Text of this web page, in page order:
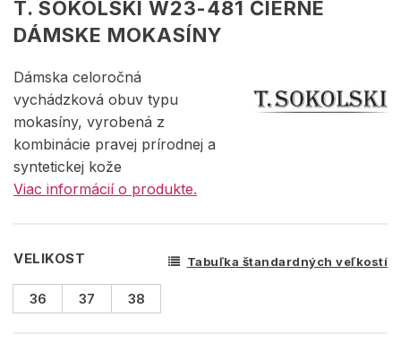
T. SOKOLSKI W23-481 ČIERNE
DÁMSKE MOKASÍNY
Dámska celoročná
vychádzková obuv typu
mokasíny, vyrobená z
kombinácie pravej prírodnej a
syntetickej kože
Viac informácií o produkte.
VELIKOST Tabuľka štandardných veľkostí
36 37 38